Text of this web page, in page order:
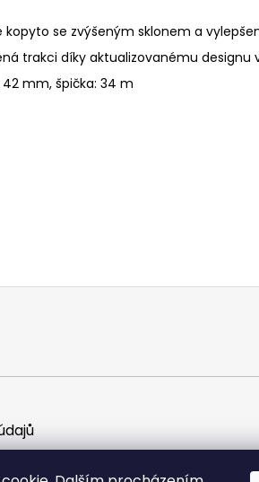
kopyto se zvýšeným sklonem a
trakci díky aktualizovanému designu
42 mm, špička: 34 m